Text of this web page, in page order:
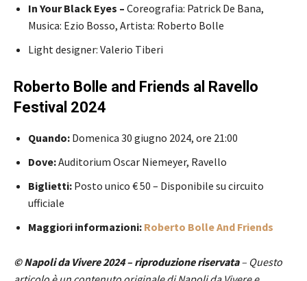
In Your Black Eyes – Coreografia: Patrick De Bana,
Musica: Ezio Bosso, Artista: Roberto Bolle
Light designer: Valerio Tiberi
Roberto Bolle and Friends al Ravello
Festival 2024
Quando: Domenica 30 giugno 2024, ore 21:00
Dove:Auditorium Oscar Niemeyer, Ravello
Biglietti: Posto unico € 50 – Disponibile su circuito
ufficiale
Maggiori informazioni: Roberto Bolle And Friends
© Napoli da Vivere 2024 – riproduzione riservata– Questo